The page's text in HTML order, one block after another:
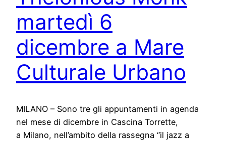
martedì 6
dicembre a Mare
Culturale Urbano
MILANO – Sono tre gli appuntamenti in agenda
nel mese di dicembre in Cascina Torrette,
a Milano, nell’ambito della rassegna “il jazz a